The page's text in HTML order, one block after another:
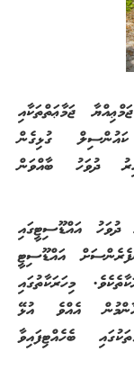
ޖަމާޢަތްތަކާއި
ގުޅިގެން
ދުވަހު ބާއްވަން
ސެޕްޓެމްބަރު މަހުގެ 4 ވަނަ ދުވަހު އައްޑޫސިޓީގައި
އައްޑޫސިޓީ
މިހަރަކާތުގައި
އެއްވެ އުޅޭ
ބެހެއްޓިފައިވާ